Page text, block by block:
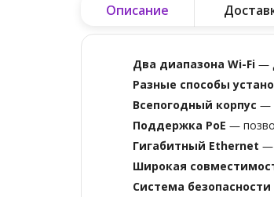
Описание
Два диапазона Wi-Fi —
Разные способы
Всепогодный корпус —
Поддержка PoE —
Гигабитный Ethernet —
Широкая
Система безопасности